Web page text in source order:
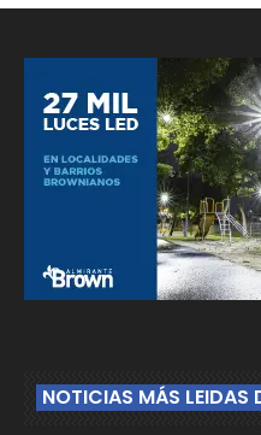
NOTICIAS MÁS LEIDAS